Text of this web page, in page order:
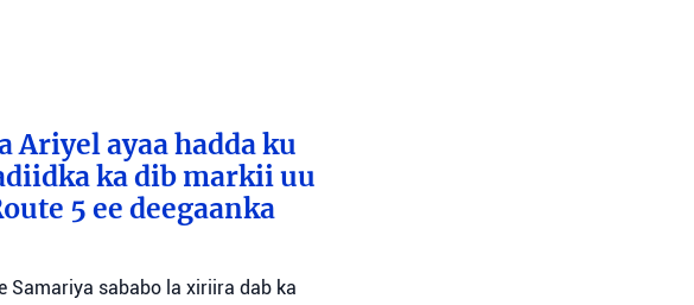
Ariyel ayaa hadda ku
ka dib markii uu
5 ee deegaanka
Samariya sababo la xiriira dab ka